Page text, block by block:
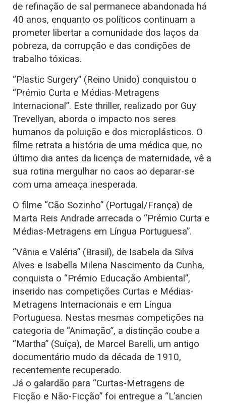
de refinação de sal permanece abandonada há
40 anos, enquanto os políticos continuam a
prometer libertar a comunidade dos laços da
pobreza, da corrupção e das condições de
trabalho tóxicas.
“Plastic Surgery” (Reino Unido) conquistou o
“Prémio Curta e Médias-Metragens
Internacional”. Este thriller, realizado por Guy
Trevellyan, aborda o impacto nos seres
humanos da poluição e dos microplásticos. O
filme retrata a história de uma médica que, no
último dia antes da licença de maternidade, vê a
sua rotina mergulhar no caos ao deparar-se
com uma ameaça inesperada.
O filme “Cão Sozinho” (Portugal/França) de
Marta Reis Andrade arrecada o “Prémio Curta e
Médias-Metragens em Língua Portuguesa”.
“Vânia e Valéria” (Brasil), de Isabela da Silva
Alves e Isabella Milena Nascimento da Cunha,
conquista o “Prémio Educação Ambiental”,
inserido nas competições Curtas e Médias-
Metragens Internacionais e em Língua
Portuguesa. Nestas mesmas competições na
categoria de “Animação”, a distinção coube a
“Martha” (Suíça), de Marcel Barelli, um antigo
documentário mudo da década de 1910,
recentemente recuperado.
Já o galardão para “Curtas-Metragens de
Ficção e Não-Ficção” foi entregue a “L’ancien